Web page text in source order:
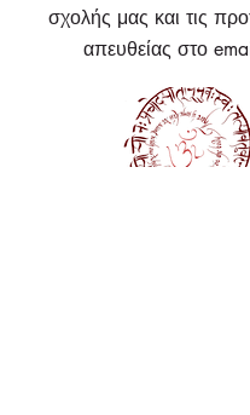
σχολής μας και τις
απευθείας στο